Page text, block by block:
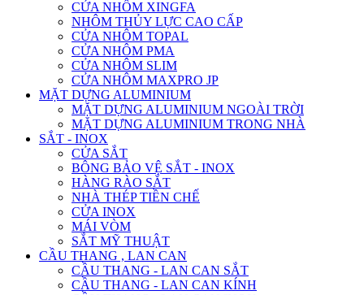
CỬA NHÔM XINGFA
NHÔM THỦY LỰC CAO CẤP
CỬA NHÔM TOPAL
CỬA NHÔM PMA
CỬA NHÔM SLIM
CỬA NHÔM MAXPRO JP
MẶT DỰNG ALUMINIUM
MẶT DỰNG ALUMINIUM NGOÀI TRỜI
MẶT DỰNG ALUMINIUM TRONG NHÀ
SẮT - INOX
CỬA SẮT
BÔNG BẢO VỆ SẮT - INOX
HÀNG RÀO SẮT
NHÀ THÉP TIỀN CHẾ
CỬA INOX
MÁI VÒM
SẮT MỸ THUẬT
CẦU THANG , LAN CAN
CẦU THANG - LAN CAN SẮT
CẦU THANG - LAN CAN KÍNH